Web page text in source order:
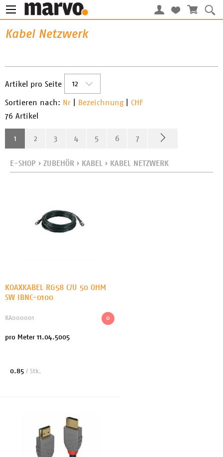
Kabel Netzwerk
Artikel pro Seite 12
Sortieren nach: Nr Bezeichnung
CHF
76 Artikel
1 2 3 4 5 6 7
E-SHOP › ZUBEHÖR › KABEL › KABEL NETZWERK
KOAXKABEL RG58 C/U 50 OHM
SW IBNC-0100
0
KA000001
pro Meter 11.04.5005
0.85 / Stk.